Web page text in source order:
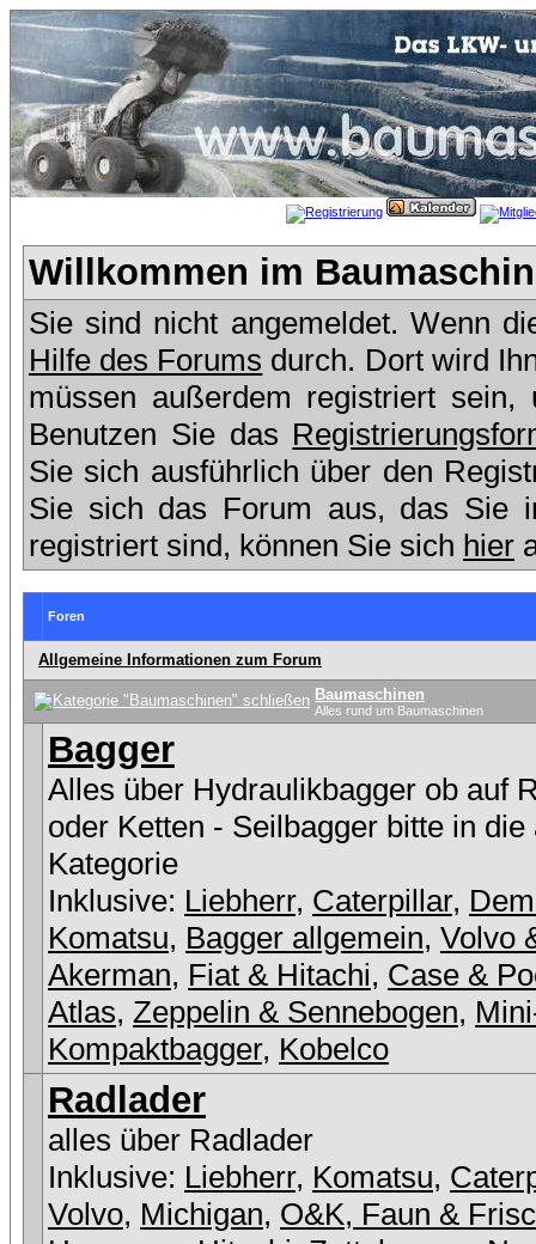
Willkommen im
Sie sind nicht angemeldet. Wenn
Hilfe des Forums durch. Dort wird
müssen außerdem registriert
Benutzen Sie das
Sie sich ausführlich über den
Sie sich das Forum aus, das Sie
registriert sind, können Sie sich hier
Foren
Allgemeine Informationen zum Forum
Baumaschinen
Alles rund um Baumaschinen
Bagger
Alles über Hydraulikbagger ob auf
oder Ketten - Seilbagger bitte in die
Kategorie
Inklusive: Liebherr, Caterpillar,
Komatsu, Bagger allgemein, Volvo
Akerman, Fiat & Hitachi, Case &
Atlas, Zeppelin & Sennebogen,
Kompaktbagger, Kobelco
Radlader
alles über Radlader
Inklusive: Liebherr, Komatsu,
Volvo, Michigan, O&K, Faun &